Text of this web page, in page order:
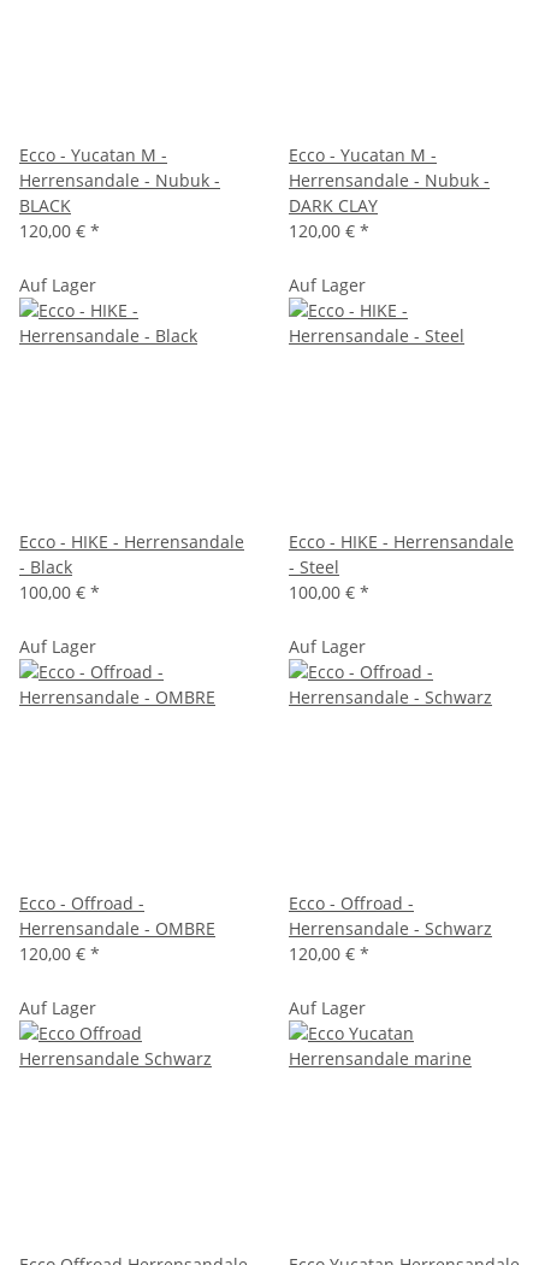
Ecco - Yucatan M -
Herrensandale - Nubuk -
BLACK
120,00 € *
Ecco - Yucatan M -
Herrensandale - Nubuk -
DARK CLAY
120,00 € *
Auf Lager
Ecco - HIKE - Herrensandale
- Black
100,00 € *
Auf Lager
Ecco - HIKE - Herrensandale
- Steel
100,00 € *
Auf Lager
Ecco - Offroad -
Herrensandale - OMBRE
120,00 € *
Auf Lager
Ecco - Offroad -
Herrensandale - Schwarz
120,00 € *
Auf Lager Auf Lager